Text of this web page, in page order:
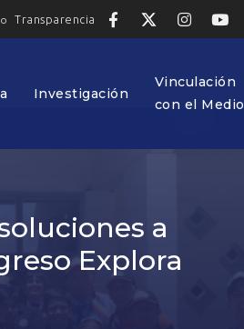
Transparencia
Investigación
Vinculación
con el Medio
a
Explora